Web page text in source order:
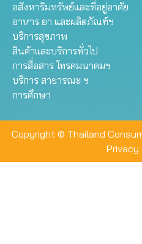
อสังหาริมทรัพย์และที่อยู่อาศัย
อาหาร ยา และผลิตภัณฑ์ฯ
บริการสุขภาพ
สินค้าและบริการทั่วไป
การสื่อสาร โทรคมนาคมฯ
บริการ สาธารณะ ฯ
การศึกษา
Copyright © Thailand
Privacy